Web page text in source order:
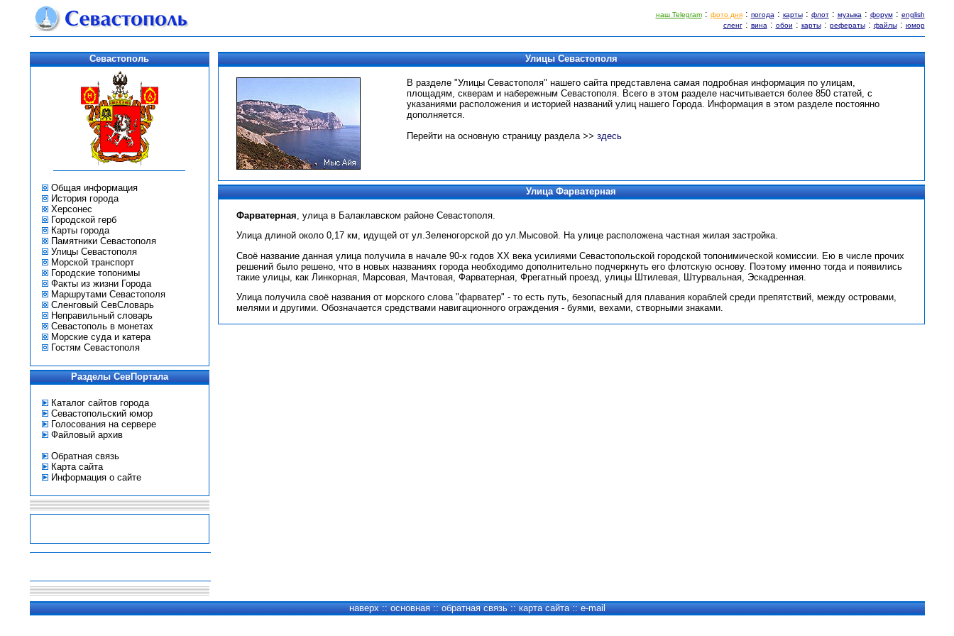
наш Telegram: фото дня: погода: карты: флот: музыка: форум: english
сленг: вина: обои : карты: рефераты: файлы: юмор
Севастополь
Общая информация
История города
Херсонес
Городской герб
Карты города
Памятники Севастополя
Улицы Севастополя
Морской транспорт
Городские топонимы
Факты из жизни Города
Маршрутами Севастополя
Сленговый СевСловарь
Неправильный словарь
Севастополь в монетах
Морские суда и катера
Гостям Севастополя
Разделы СевПортала
Каталог сайтов города
Севастопольский юмор
Голосования на сервере
Файловый архив
Обратная связь
Карта сайта
Информация о сайте
Улицы Севастополя
В разделе "Улицы Севастополя" нашего сайта представлена самая подробная информация по улицам,
площадям, скверам и набережным Севастополя. Всего в этом разделе насчитывается более 850 статей, с
указаниями расположения и историей названий улиц нашего Города. Информация в этом разделе постоянно
дополняется.
Перейти на основную страницу раздела >> здесь
Улица Фарватерная
Фарватерная, улица в Балаклавском районе Севастополя.
Улица длиной около 0,17 км, идущей от ул.Зеленогорской до ул.Мысовой. На улице расположена частная жилая застройка.
Своё название данная улица получила в начале 90-х годов ХХ века усилиями Севастопольской городской топонимической комиссии. Ею в числе прочих
решений было решено, что в новых названиях города необходимо дополнительно подчеркнуть его флотскую основу. Поэтому именно тогда и появились
такие улицы, как Линкорная, Марсовая, Мачтовая, Фарватерная, Фрегатный проезд, улицы Штилевая, Штурвальная, Эскадренная.
Улица получила своё названия от морского слова "фарватер" - то есть путь, безопасный для плавания кораблей среди препятствий, между островами,
мелями и другими. Обозначается средствами навигационного ограждения - буями, вехами, створными знаками.
наверх ::основная ::обратная связь :: карта сайта::e-mail